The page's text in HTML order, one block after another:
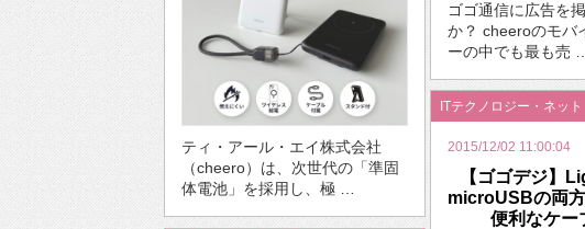
ティ・アール・エイ株式会社
（cheero）は、次世代の「準固
体電池」を採用し、極 …
ゴゴ通信に広告を
か？ cheeroのモバ
ーの中でも最も売 …
ITテクノロジー・ネット
2015/12/02 11:00:04
【ゴゴデジ】
microUSBの両
便利なケー